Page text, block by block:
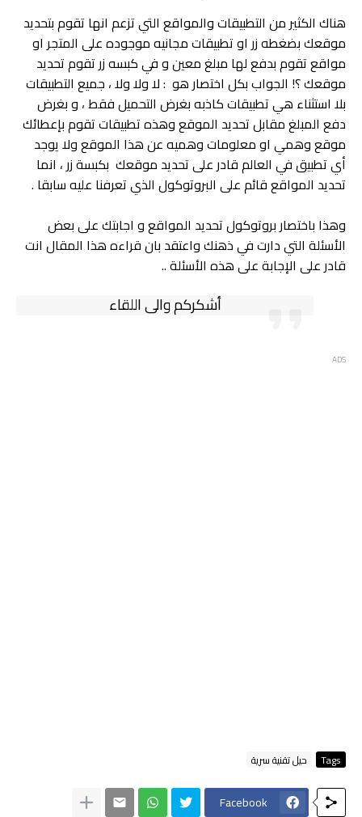
هناك الكثير من التطبيقات والمواقع التي تزعم انها تقوم بتحديد
موقعك بضغطه زر او تطبيقات مجانيه موجوده على المتجر او
مواقع تقوم بدفع لها مبلغ معين و في كبسه زر تقوم تحديد
موقعك ؟! الجواب بكل اختصار هو : لا ولا ولا ، جميع التطبيقات
بلا استثناء هي تطبيقات كاذبه بغرض التحميل فقط ، و بغرض
دفع المبلغ مقابل تحديد الموقع وهذه تطبيقات تقوم بإعطائك
موقع وهمي او معلومات وهميه عن هذا الموقع ولا يوجد
أي تطبيق في العالم قادر على تحديد موقعك بكبسة زر ، انما
تحديد المواقع قائم على البروتوكول الذي تعرفنا عليه سابقا .
وهذا باختصار بروتوكول تحديد المواقع و اجابتك على بعض
الأسئلة التي دارت في ذهنك واعتقد بان قراءه هذا المقال انت
قادر على الإجابة على هذه الأسئلة ..
أشكركم والى اللقاء
ADS
Tags حيل تقنية سرية
Facebook